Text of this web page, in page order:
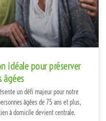
idéale pour préserver
âgées
un défi majeur pour notre
âgées de 75 ans et plus,
à domicile devient centrale.